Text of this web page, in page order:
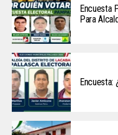
Encuesta
Para
Encuesta: